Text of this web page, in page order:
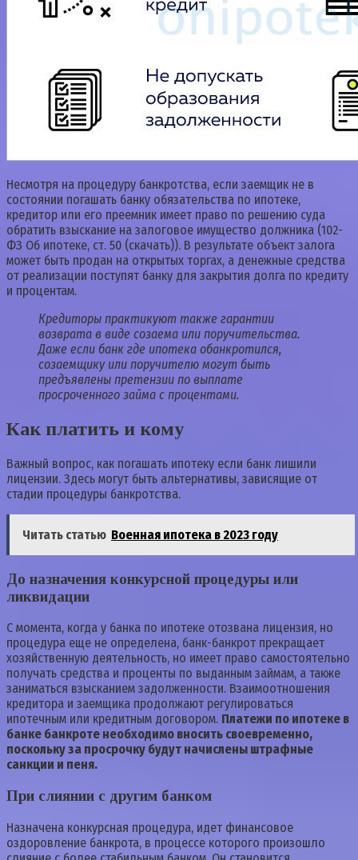
Несмотря на процедуру банкротства, если заемщик не в
состоянии погашать банку обязательства по ипотеке,
кредитор или его преемник имеет право по решению суда
обратить взыскание на залоговое имущество должника (102-
ФЗ Об ипотеке, ст. 50 (скачать)). В результате объект залога
может быть продан на открытых торгах, а денежные средства
от реализации поступят банку для закрытия долга по кредиту
и процентам.
Кредиторы практикуют также гарантии
возврата в виде созаема или поручительства.
Даже если банк где ипотека обанкротился,
созаемщику или поручителю могут быть
предъявлены претензии по выплате
просроченного займа с процентами.
Как платить и кому
Важный вопрос, как погашать ипотеку если банк лишили
лицензии. Здесь могут быть альтернативы, зависящие от
стадии процедуры банкротства.
Читать статью Военная ипотека в 2023 году
До назначения конкурсной процедуры или
ликвидации
С момента, когда у банка по ипотеке отозвана лицензия, но
процедура еще не определена, банк-банкрот прекращает
хозяйственную деятельность, но имеет право самостоятельно
получать средства и проценты по выданным займам, а также
заниматься взысканием задолженности. Взаимоотношения
кредитора и заемщика продолжают регулироваться
ипотечным или кредитным договором. Платежи по ипотеке в
банке банкроте необходимо вносить своевременно,
поскольку за просрочку будут начислены штрафные
санкции и пеня.
При слиянии с другим банком
Назначена конкурсная процедура, идет финансовое
оздоровление банкрота, в процессе которого произошло